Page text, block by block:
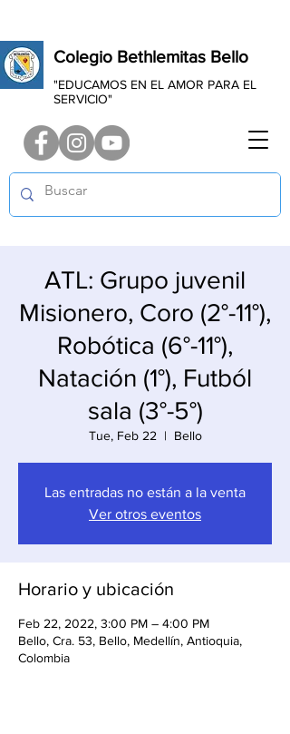
Colegio Bethlemitas Bello
"EDUCAMOS EN EL AMOR PARA EL
SERVICIO"
ATL: Grupo juvenil
Misionero, Coro (2°-11°),
Robótica (6°-11°),
Natación (1°), Futból
sala (3°-5°)
Tue, Feb 22
  |
Bello
Las entradas no están a la venta
Ver otros eventos
Horario y ubicación
Feb 22, 2022, 3:00 PM – 4:00 PM
Bello, Cra. 53, Bello, Medellín, Antioquia,
Colombia